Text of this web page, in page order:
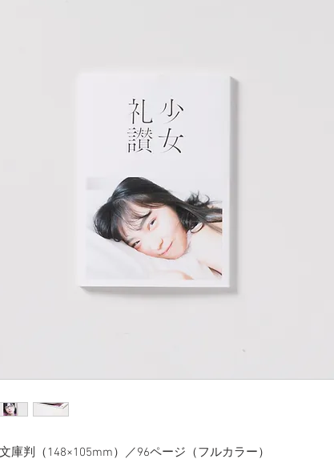
庫判（148×105mm）／96ページ（フルカラー）